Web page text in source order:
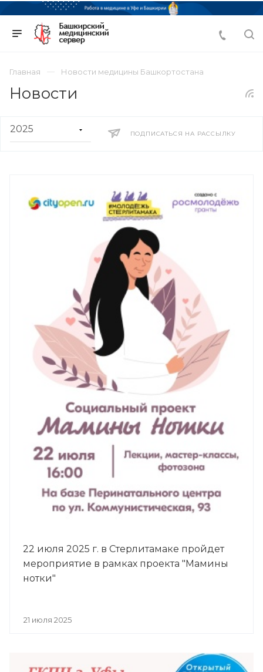
Главная Новости медицины Башкортостана
Новости
ПОДПИСАТЬСЯ НА РАССЫЛКУ
22 июля 2025 г. в Стерлитамаке пройдет
мероприятие в рамках проекта "Мамины
нотки"
21 июля 2025